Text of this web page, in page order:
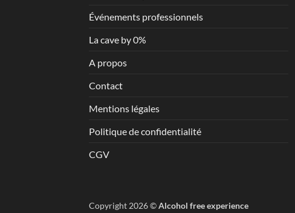
Événements professionnels
La cave by 0%
A propos
Contact
Mentions légales
Politique de confidentialité
CGV
Copyright 2026 ©Alcohol free experience